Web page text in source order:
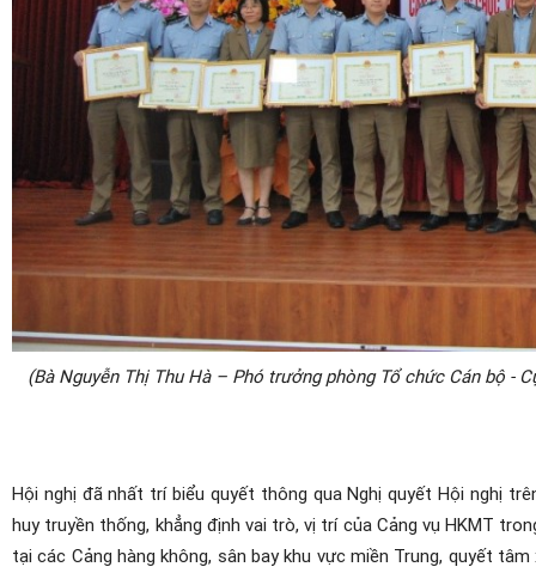
(Bà Nguyễn Thị Thu Hà – Phó trưởng phòng Tổ chức Cán bộ -
Hội nghị đã nhất trí biểu quyết thông qua Nghị quyết Hội nghị
huy truyền thống, khẳng định vai trò, vị trí của Cảng vụ HKMT
tại các Cảng hàng không, sân bay khu vực miền Trung, quyết